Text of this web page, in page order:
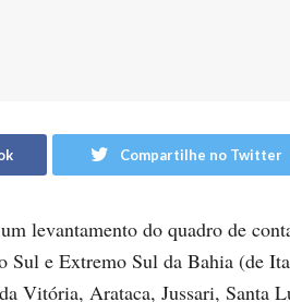
Compartilhe no Twitter
levantamento do quadro de
Sul e Extremo Sul da Bahia (de
Vitória, Arataca, Jussari, Santa